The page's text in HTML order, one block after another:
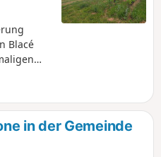
Blacé
in der Gemeinde